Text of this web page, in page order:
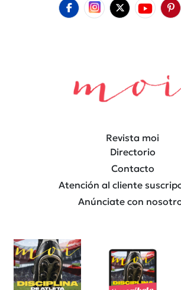
Revista moi
Directorio
Contacto
Atención al cliente
Anúnciate con